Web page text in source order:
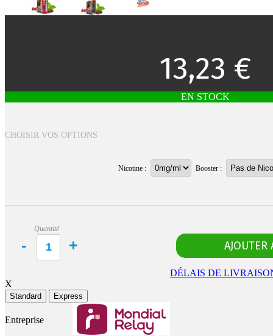
13,23 €
EN STOCK
CHOISIR VOS OPTIONS
Nicotine : Booster :
Quantité
DÉLAIS DE
X
Standard Express
Entreprise